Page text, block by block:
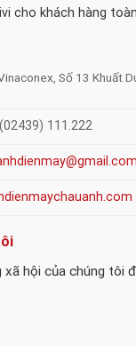
cho khách hàng
Số 13 Khuất
111.222
hội của chúng tôi